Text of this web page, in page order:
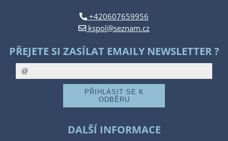
+420607659956
kspol@seznam.cz
PŘEJETE SI ZASÍLAT EMAILY NEWSLETTER ?
DALŠÍ INFORMACE